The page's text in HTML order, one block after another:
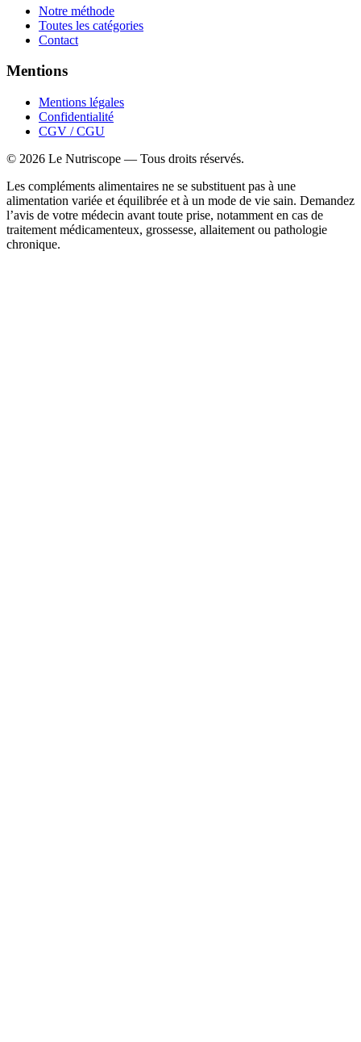
Notre méthode
Toutes les catégories
Contact
Mentions
Mentions légales
Confidentialité
CGV / CGU
© 2026 Le Nutriscope — Tous droits réservés.
Les compléments alimentaires ne se substituent pas à une
alimentation variée et équilibrée et à un mode de vie sain. Demandez
l’avis de votre médecin avant toute prise, notamment en cas de
traitement médicamenteux, grossesse, allaitement ou pathologie
chronique.